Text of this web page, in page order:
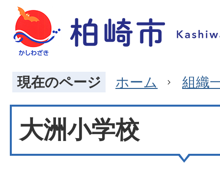
現在のページ ホーム 組織
大洲小学校